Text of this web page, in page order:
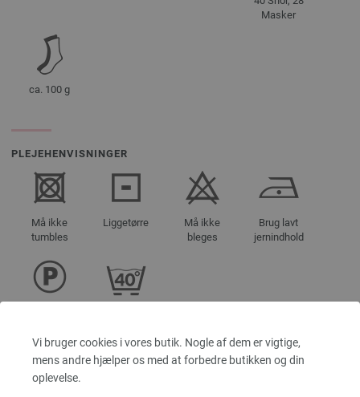
Vi bruger cookies i vores butik. Nogle af dem er vigtige,
mens andre hjælper os med at forbedre butikken og din
oplevelse.
Masker
ca. 100 g
PLEJEHENVISNINGER
Må ikke
tumbles
Liggetørre
Må ikke
bleges
Brug lavt
jernindhold
perchlorethylen